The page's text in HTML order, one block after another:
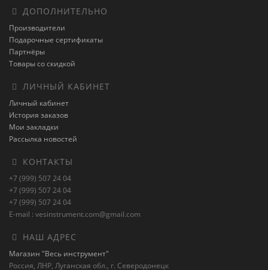
ДОПОЛНИТЕЛЬНО
Производители
Подарочные сертификаты
Партнёры
Товары со скидкой
ЛИЧНЫЙ КАБИНЕТ
Личный кабинет
История заказов
Мои закладки
Рассылка новостей
КОНТАКТЫ
+7 (999) 507 24 04
+7 (999) 507 24 04
+7 (999) 507 24 04
E-mail : vesinstrument.com@gmail.com
НАШ АДРЕС
Магазин "Весь инструмент"
Россия, ЛНР, Луганская обл., г. Северодонецк